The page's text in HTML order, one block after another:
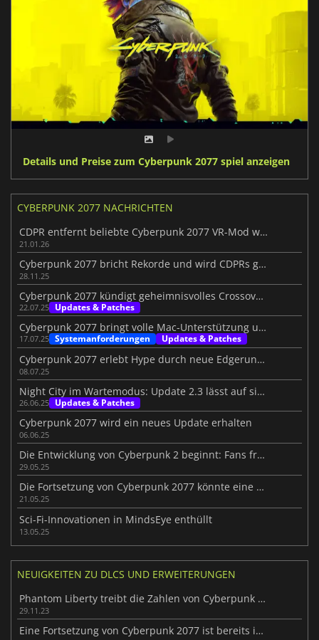
Details und Preise zum Cyberpunk 2077 spiel anzeigen
CYBERPUNK 2077 NACHRICHTEN
CDPR entfernt beliebte Cyberpunk 2077 VR-Mod wegen Monetarisierung
21.01.26
Cyberpunk 2077 bricht Rekorde und wird CDPRs größter Erfolg
28.11.25
Cyberpunk 2077 kündigt geheimnisvolles Crossover an
22.07.25 Updates & Patches
Cyberpunk 2077 bringt volle Mac-Unterstützung und neue Specs
17.07.25 Systemanforderungen Updates & Patches
Cyberpunk 2077 erlebt Hype durch neue Edgerunners S2
08.07.25
Night City im Wartemodus: Update 2.3 lässt auf sich warten
26.06.25 Updates & Patches
Cyberpunk 2077 wird ein neues Update erhalten
06.06.25
Die Entwicklung von Cyberpunk 2 beginnt: Fans freuen sich auf das nächste Kapitel
29.05.25
Die Fortsetzung von Cyberpunk 2077 könnte eine brandneue Stadt jenseits von Night City erkunden
21.05.25
Sci-Fi-Innovationen in MindsEye enthüllt
13.05.25
NEUIGKEITEN ZU DLCS UND ERWEITERUNGEN
Phantom Liberty treibt die Zahlen von Cyberpunk 2077 weiter in die Höhe
29.11.23
Eine Fortsetzung von Cyberpunk 2077 ist bereits in Arbeit